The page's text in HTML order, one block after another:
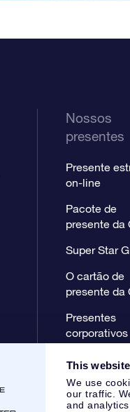
This
We use
our traffic.
and
Nossos
presentes
Presente
on-line
Pacote de
presente da
Super Star
O cartão de
presente da
Presentes
corporativos